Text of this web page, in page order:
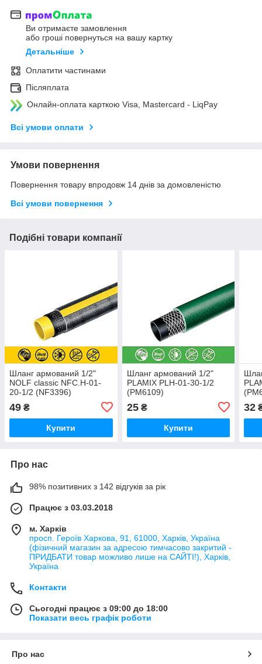
Ви отримаєте замовлення
або гроші повернуться на вашу картку
Детальніше
Оплатити частинами
Післяплата
Онлайн-оплата карткою Visa, Mastercard - LiqPay
Всі умови оплати
Умови повернення
Повернення товару впродовж 14 днів за домовленістю
Всі умови повернення
Подібні товари компанії
Шланг армований 1/2"
NOLF classic NFC.H-01-
20-1/2 (NF3396)
49 ₴
Купити
Шланг армований 1/2"
PLAMIX PLH-01-30-1/2
(PM6109)
25₴
Купити
32
Про нас
98% позитивних з 142 відгуків за рік
Працює з 03.03.2018
м. Харків
просп. Героїв Харкова, 91, 61000, Харків, Україна
(фізичний магазин за адресою тимчасово закритий -
ПРИДБАТИ товар можливо лише на САЙТІ!), Харків,
Україна
Контакти
Сьогодні працює з 09:00 до 18:00
Показати весь графік роботи
Про нас